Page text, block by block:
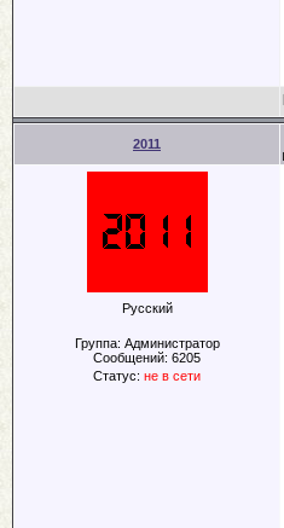
2011
Русский
Группа: Администратор
Сообщений: 6205
Статус: не в сети